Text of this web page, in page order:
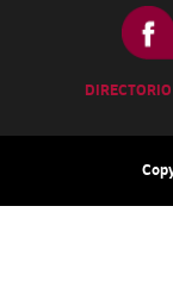
DIRECTORIO